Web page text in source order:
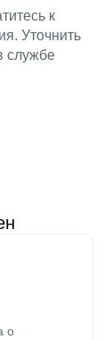
к
Уточнить
службе
о